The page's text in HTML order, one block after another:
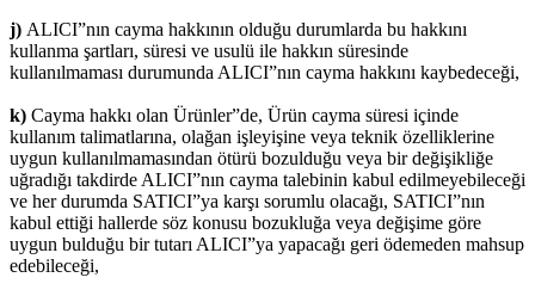
j) ALICI”nın cayma hakkının olduğu durumlarda bu hakkını
kullanma şartları, süresi ve usulü ile hakkın süresinde
kullanılmaması durumunda ALICI”nın cayma hakkını kaybedeceği,
k) Cayma hakkı olan Ürünler”de, Ürün cayma süresi içinde
kullanım talimatlarına, olağan işleyişine veya teknik özelliklerine
uygun kullanılmamasından ötürü bozulduğu veya bir değişikliğe
uğradığı takdirde ALICI”nın cayma talebinin kabul edilmeyebileceği
ve her durumda SATICI”ya karşı sorumlu olacağı, SATICI”nın
kabul ettiği hallerde söz konusu bozukluğa veya değişime göre
uygun bulduğu bir tutarı ALICI”ya yapacağı geri ödemeden mahsup
edebileceği,